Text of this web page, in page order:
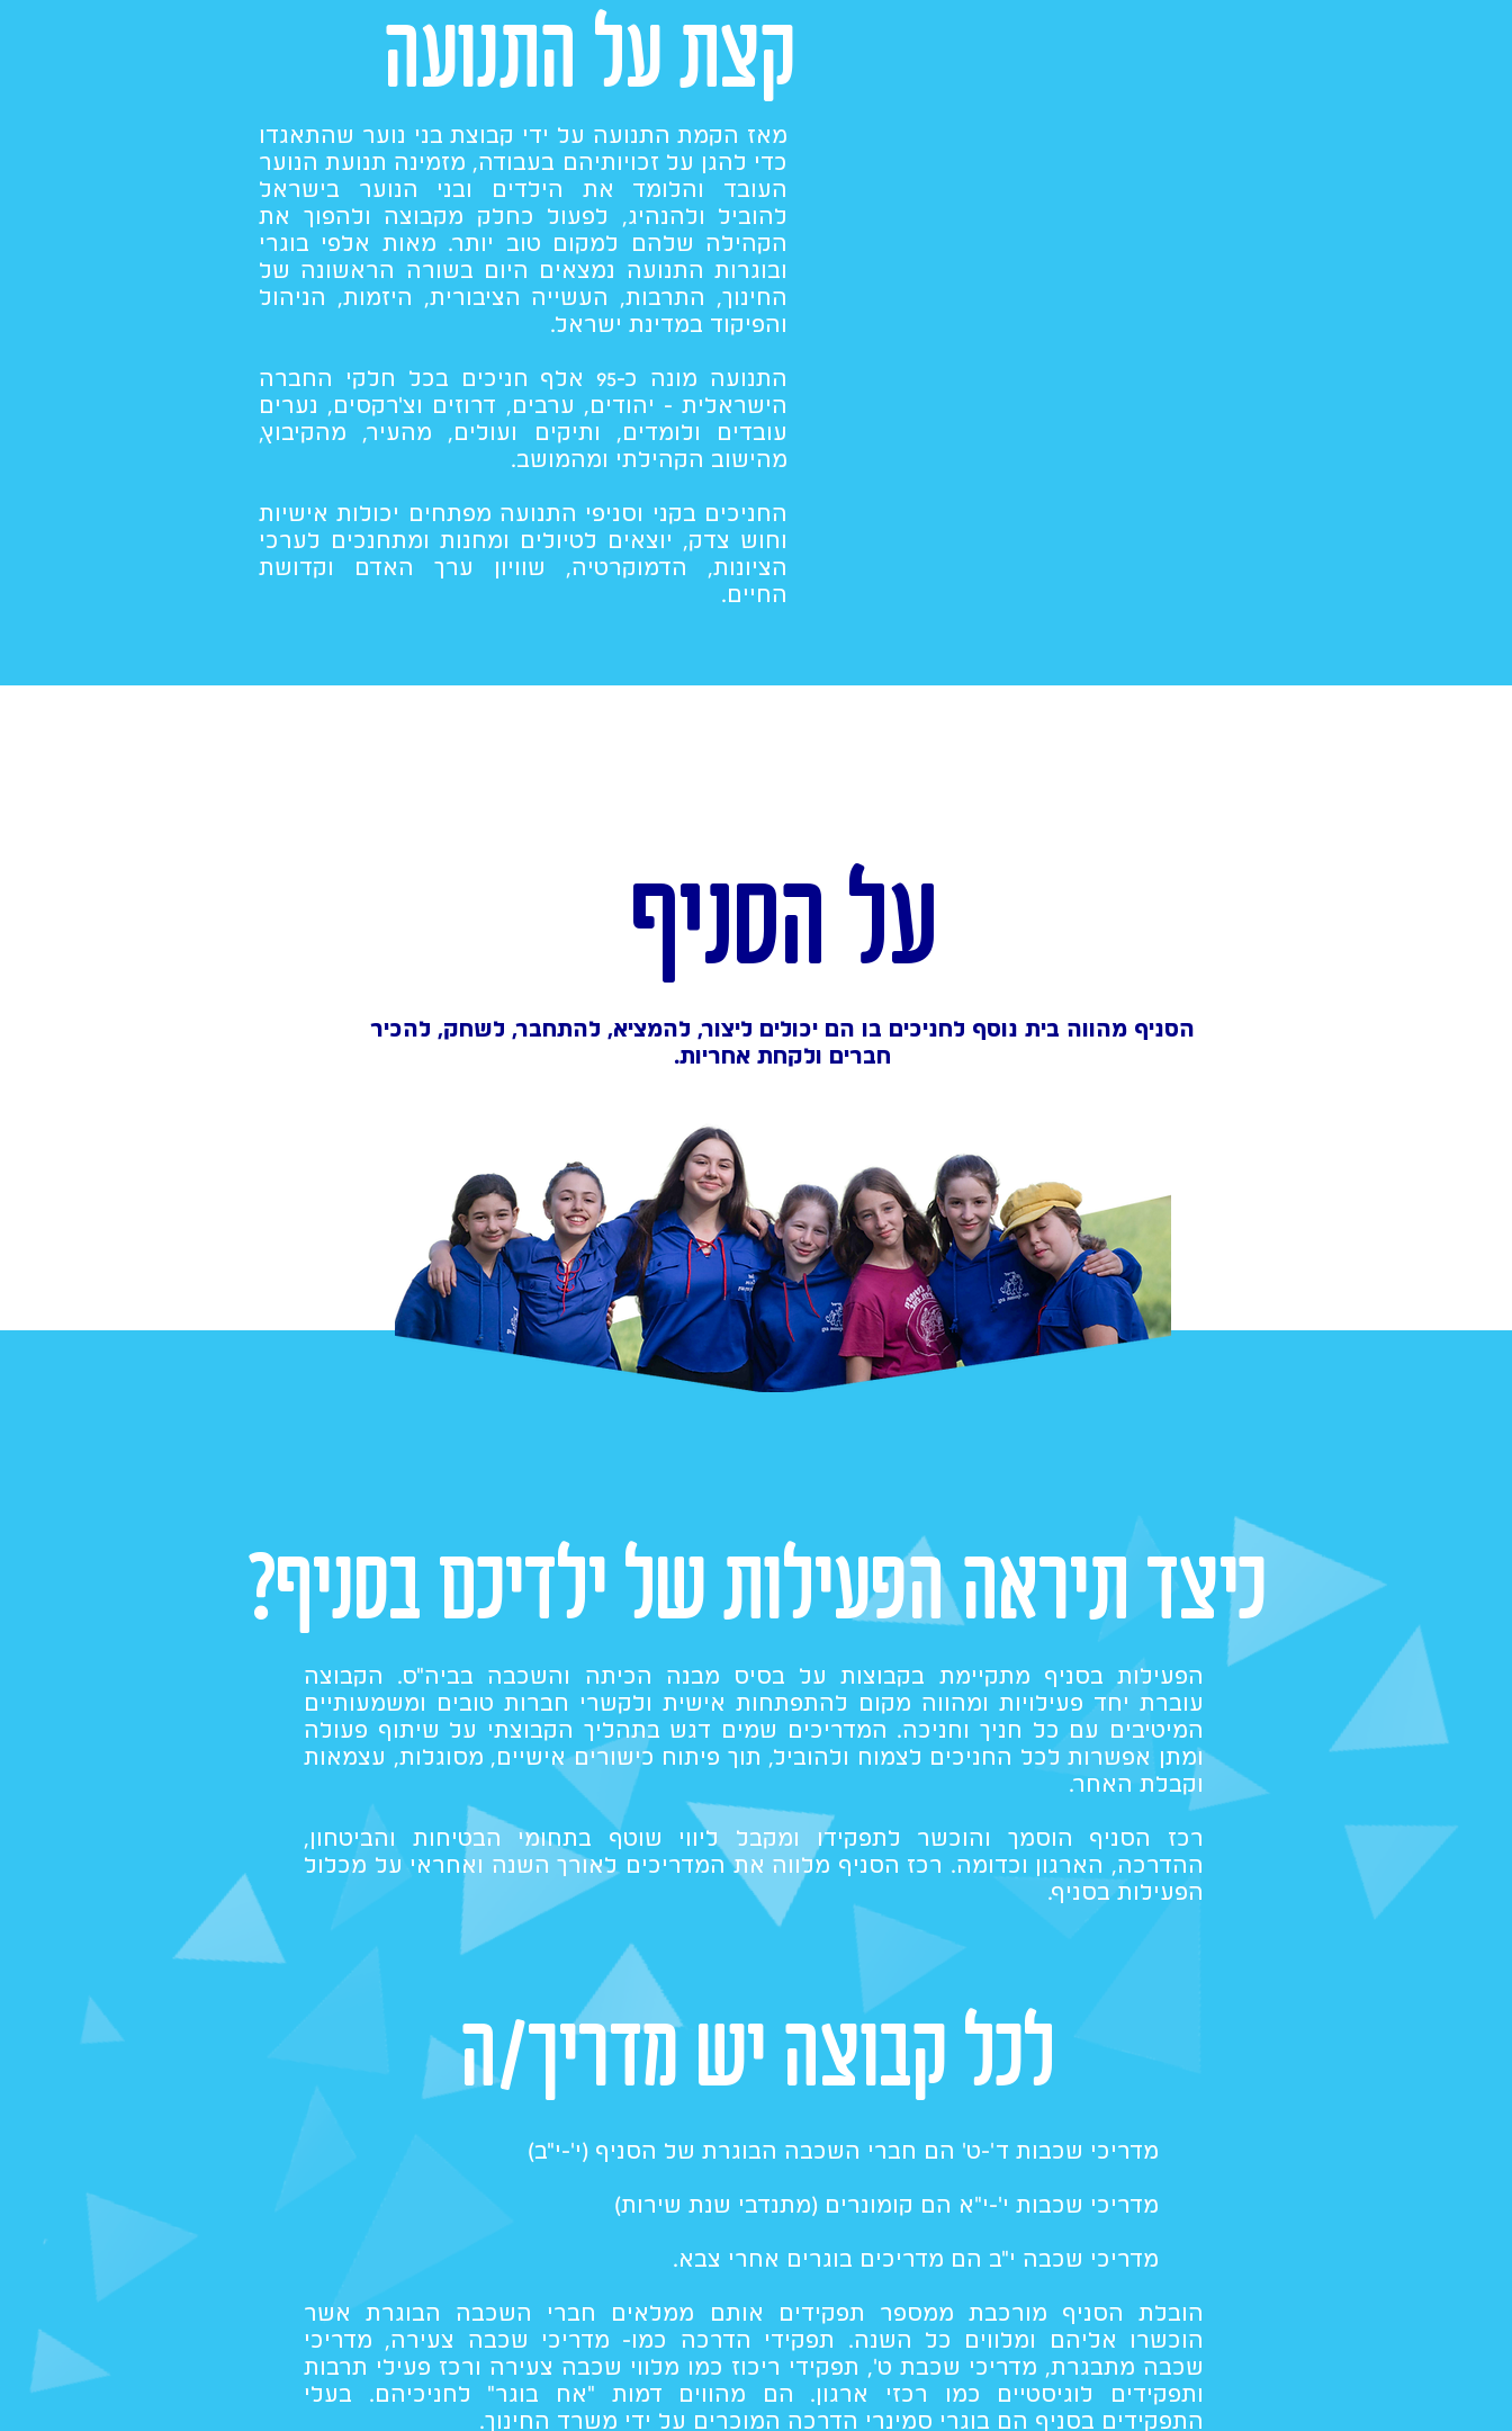
קצת על התנועה
מאז הקמת התנועה על ידי קבוצת בני נוער שהתאגדו
כדי להגן על זכויותיהם בעבודה, מזמינה תנועת הנוער
העובד והלומד את הילדים ובני הנוער בישראל
להוביל ולהנהיג, לפעול כחלק מקבוצה ולהפוך את
הקהילה שלהם למקום טוב יותר. מאות אלפי בוגרי
ובוגרות התנועה נמצאים היום בשורה הראשונה של
החינוך, התרבות, העשייה הציבורית, היזמות, הניהול
והפיקוד במדינת ישראל.
התנועה מונה כ-95 אלף חניכים בכל חלקי החברה
הישראלית - יהודים, ערבים, דרוזים וצ'רקסים, נערים
עובדים ולומדים, ותיקים ועולים, מהעיר, מהקיבוץ,
מהישוב הקהילתי ומהמושב.
החניכים בקני וסניפי התנועה מפתחים יכולות אישיות
וחוש צדק, יוצאים לטיולים ומחנות ומתחנכים לערכי
הציונות, הדמוקרטיה, שוויון ערך האדם וקדושת
החיים.
על הסניף
הסניף מהווה בית נוסף לחניכים בו הם יכולים ליצור, להמציא, להתחבר, לשחק, להכיר
חברים ולקחת אחריות.
כיצד תיראה הפעילות של ילדיכם בסניף?
הפעילות בסניף מתקיימת בקבוצות על בסיס מבנה הכיתה והשכבה בביה"ס. הקבוצה
עוברת יחד פעילויות ומהווה מקום להתפתחות אישית ולקשרי חברות טובים ומשמעותיים
המיטיבים עם כל חניך וחניכה. המדריכים שמים דגש בתהליך הקבוצתי על שיתוף פעולה
ומתן אפשרות לכל החניכים לצמוח ולהוביל, תוך פיתוח כישורים אישיים, מסוגלות, עצמאות
וקבלת האחר.
רכז הסניף הוסמך והוכשר לתפקידו ומקבל ליווי שוטף בתחומי הבטיחות והביטחון,
ההדרכה, הארגון וכדומה. רכז הסניף מלווה את המדריכים לאורך השנה ואחראי על מכלול
הפעילות בסניף.
לכל קבוצה יש מדריך/ה
מדריכי שכבות ד'-ט' הם חברי השכבה הבוגרת של הסניף (י'-י"ב)
מדריכי שכבות י'-י"א הם קומונרים (מתנדבי שנת שירות)
מדריכי שכבה י"ב הם מדריכים בוגרים אחרי צבא.
הובלת הסניף מורכבת ממספר תפקידים אותם ממלאים חברי השכבה הבוגרת אשר
הוכשרו אליהם ומלווים כל השנה. תפקידי הדרכה כמו- מדריכי שכבה צעירה, מדריכי
שכבה מתבגרת, מדריכי שכבת ט', תפקידי ריכוז כמו מלווי שכבה צעירה ורכז פעילי תרבות
ותפקידים לוגיסטיים כמו רכזי ארגון. הם מהווים דמות "אח בוגר" לחניכיהם. בעלי
התפקידים בסניף הם בוגרי סמינרי הדרכה המוכרים על ידי משרד החינוך.